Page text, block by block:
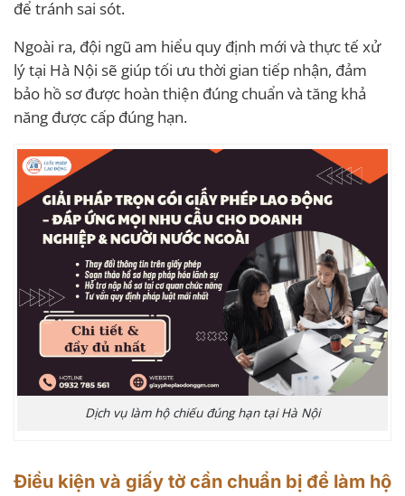
để tránh sai sót.
Ngoài ra, đội ngũ am hiểu quy định mới và thực tế xử
lý tại Hà Nội sẽ giúp tối ưu thời gian tiếp nhận, đảm
bảo hồ sơ được hoàn thiện đúng chuẩn và tăng khả
năng được cấp đúng hạn.
Dịch vụ làm hộ chiếu đúng hạn tại Hà Nội
Điều kiện và giấy tờ cần chuẩn bị để làm hộ